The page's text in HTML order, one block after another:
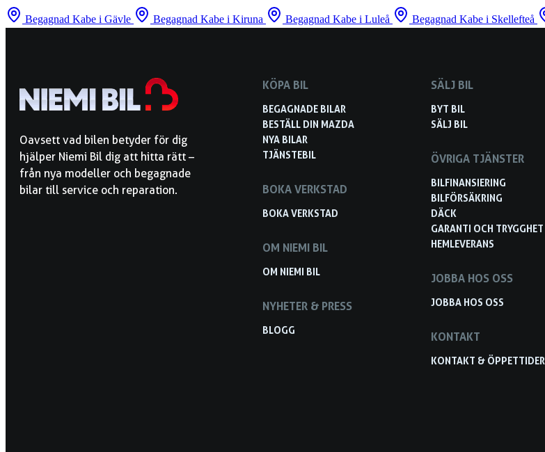
Begagnad Kabe i Gävle Begagnad Kabe i Kiruna Begagnad Kabe i Luleå Begagnad Kabe i Skellefteå
Oavsett vad bilen betyder för dig
hjälper Niemi Bil dig att hitta rätt –
från nya modeller och begagnade
bilar till service och reparation.
KÖPA BIL
BEGAGNADE BILAR
BESTÄLL DIN MAZDA
NYA BILAR
TJÄNSTEBIL
BOKA VERKSTAD
BOKA VERKSTAD
OM NIEMI BIL
OM NIEMI BIL
NYHETER & PRESS
BLOGG
SÄLJ BIL
BYT BIL
SÄLJ BIL
ÖVRIGA TJÄNSTER
BILFINANSIERING
BILFÖRSÄKRING
DÄCK
GARANTI OCH TRYGGHET
HEMLEVERANS
JOBBA HOS OSS
JOBBA HOS OSS
KONTAKT
KONTAKT & ÖPPETTIDER